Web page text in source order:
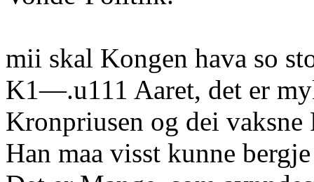
mii skal Kongen hava so
K1—.u111 Aaret, det er
Kronpriusen og dei vaksne
Han maa visst kunne